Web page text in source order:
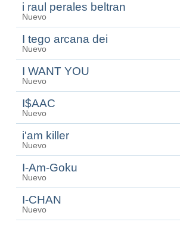
i raul perales beltran
Nuevo
I tego arcana dei
Nuevo
I WANT YOU
Nuevo
I$AAC
Nuevo
i'am killer
Nuevo
I-Am-Goku
Nuevo
I-CHAN
Nuevo